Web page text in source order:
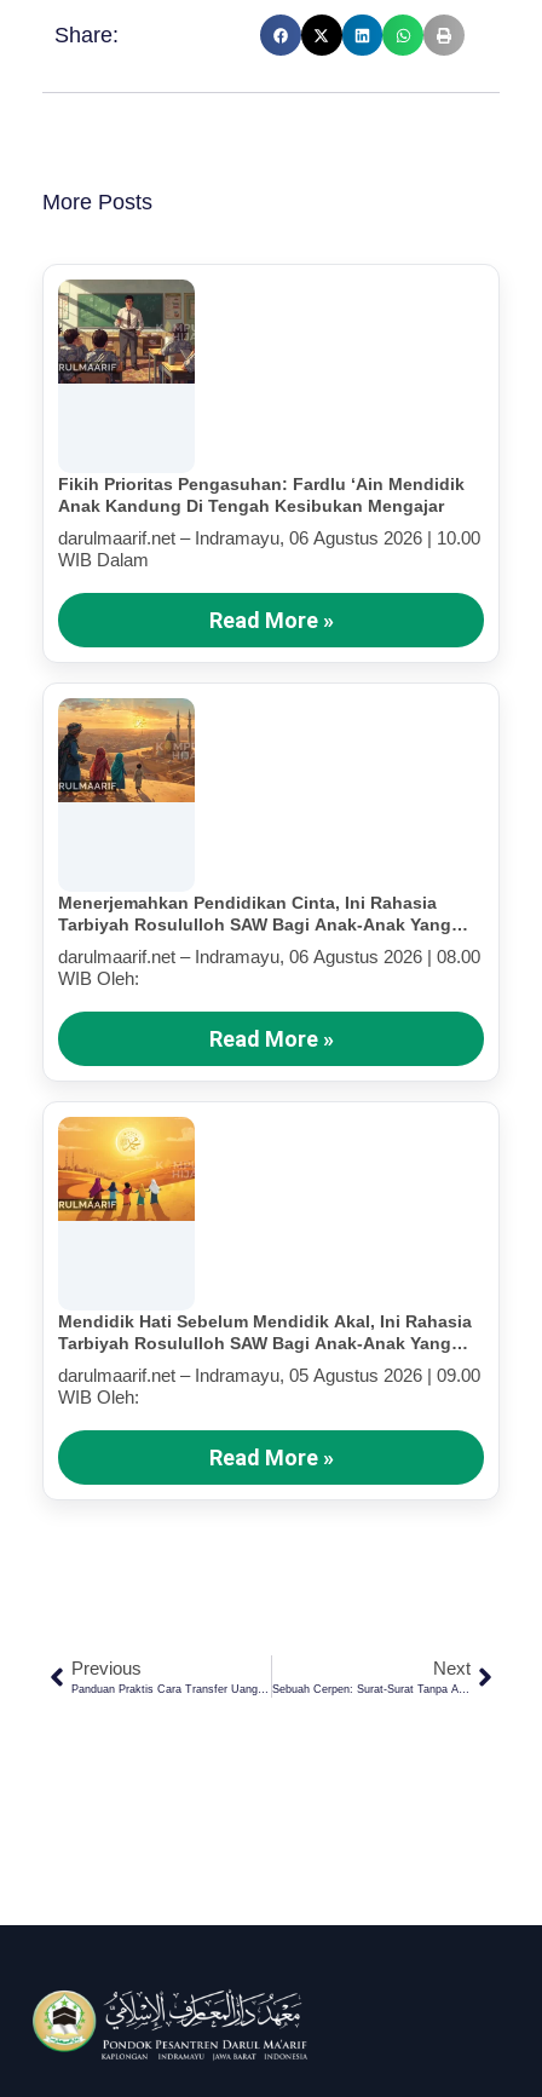
Share:
More Posts
Fikih Prioritas Pengasuhan: Fardlu ‘Ain Mendidik
Anak Kandung Di Tengah Kesibukan Mengajar
darulmaarif.net – Indramayu, 06 Agustus 2026 | 10.00
WIB Dalam
Read More »
Menerjemahkan Pendidikan Cinta, Ini Rahasia
Tarbiyah Rosululloh SAW Bagi Anak-Anak Yang
Terluka (Bagian IV)
darulmaarif.net – Indramayu, 06 Agustus 2026 | 08.00
WIB Oleh:
Read More »
Mendidik Hati Sebelum Mendidik Akal, Ini Rahasia
Tarbiyah Rosululloh SAW Bagi Anak-Anak Yang
Terluka (Bagian III)
darulmaarif.net – Indramayu, 05 Agustus 2026 | 09.00
WIB Oleh:
Read More »
Previous
Panduan Praktis Cara Transfer Uang Saku Dan Kirim Paket Ke Anak Di Pesantren
Next
Sebuah Cerpen: Surat-Surat Tanpa Alamat